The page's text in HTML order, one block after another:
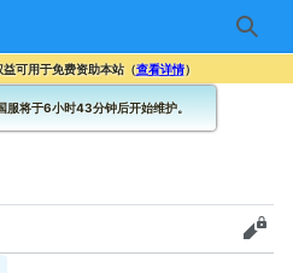
搜索
益可用于免费资助本站（查看详情）
将于6小时43分钟后开始维护。
查看